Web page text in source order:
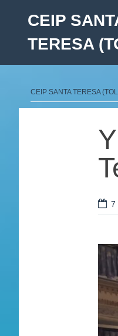
CEIP
TERESA
CEIP SANTA TERESA
7